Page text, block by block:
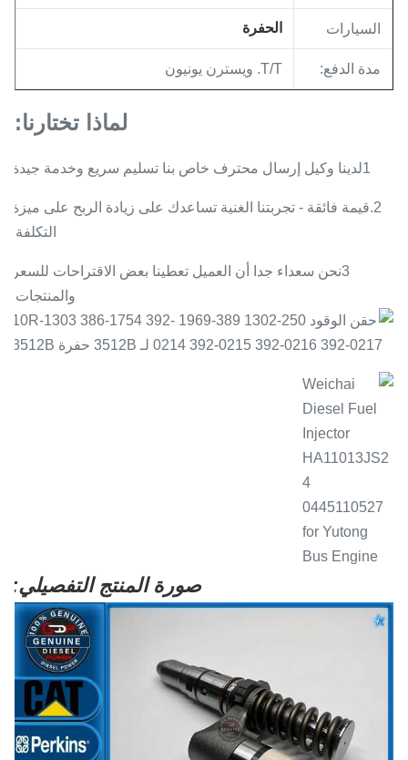
السيارات الحفرة
مدة الدفع: T/T. ويسترن يونيون
لماذا تختارنا:
1لدينا وكيل إرسال محترف خاص بنا تسليم سريع وخدمة جيدة
2.قيمة فائقة - تجربتنا الغنية تساعدك على زيادة الربح على ميزة
التكلفة.
3نحن سعداء جدا أن العميل تعطينا بعض الاقتراحات للسعر
والمنتجات.
صورة المنتج التفصيلي: